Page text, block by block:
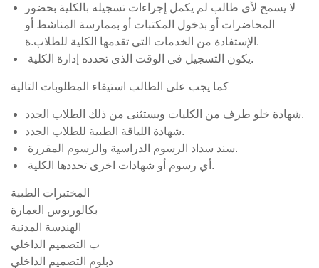
لا يسمح لأى طالب لم يكمل إجراءات تسجيله بالكلية بحضور
المحاضرات أو بدخول المكتبات أو بممارسة المناشط أو
الإستفادة من الخدمات التى تقدمها الكلية للطلاب.ة.
يكون التسجيل في الوقت الذى تحدده إدارة الكلية.
كما يجب على الطالب استيفاء المطلوبات التالية
شهادة خلو طرف من الكليات ويستثنى من ذلك الطلاب الجدد.
شهادة اللياقة الطبية للطلاب الجدد.
سند سداد الرسوم الدراسية والرسوم المقررة.
أي رسوم أو شهادات اخرى تحددها الكلية.
المختبرات الطبية
بكالوريوس العمارة
الهندسة المدنية
ب التصميم الداخلي
دبلوم التصميم الداخلي